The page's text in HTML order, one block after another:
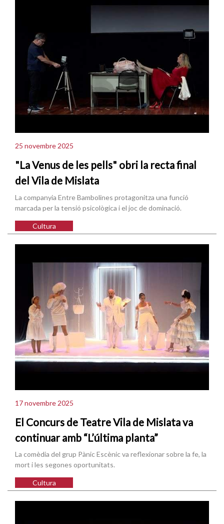
25 novembre 2025
"La Venus de les pells" obri la recta final
del Vila de Mislata
La companyia Entre Bambolines protagonitza una funció
marcada per la tensió psicològica i el joc de dominació.
Cultura
17 novembre 2025
El Concurs de Teatre Vila de Mislata va
continuar amb “L’última planta”
La comèdia del grup Pànic Escènic va reflexionar sobre la fe, la
mort i les segones oportunitats.
Cultura